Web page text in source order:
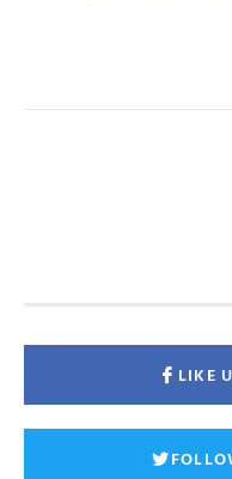
LIKE